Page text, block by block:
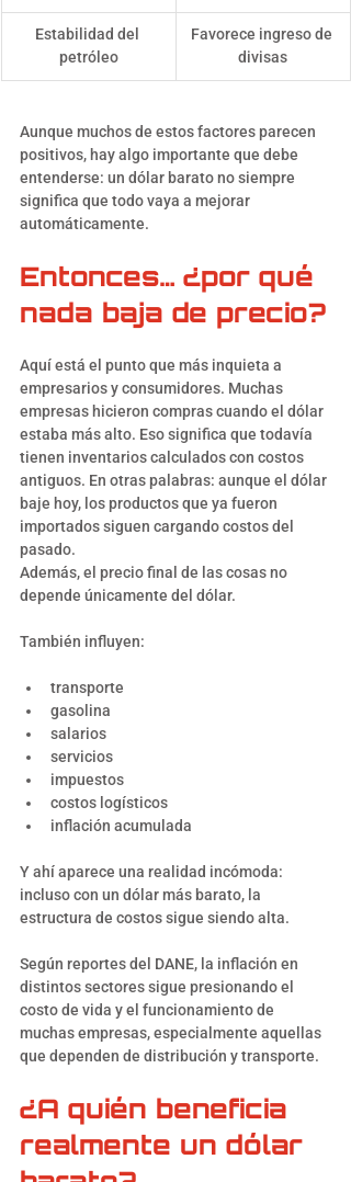
Estabilidad del
petróleo
Favorece ingreso de
divisas
Aunque muchos de estos factores parecen
positivos, hay algo importante que debe
entenderse: un dólar barato no siempre
significa que todo vaya a mejorar
automáticamente.
Entonces… ¿por qué
nada baja de precio?
Aquí está el punto que más inquieta a
empresarios y consumidores. Muchas
empresas hicieron compras cuando el dólar
estaba más alto. Eso significa que todavía
tienen inventarios calculados con costos
antiguos. En otras palabras: aunque el dólar
baje hoy, los productos que ya fueron
importados siguen cargando costos del
pasado.
Además, el precio final de las cosas no
depende únicamente del dólar.
También influyen:
transporte
gasolina
salarios
servicios
impuestos
costos logísticos
inflación acumulada
Y ahí aparece una realidad incómoda:
incluso con un dólar más barato, la
estructura de costos sigue siendo alta.
Según reportes del DANE, la inflación en
distintos sectores sigue presionando el
costo de vida y el funcionamiento de
muchas empresas, especialmente aquellas
que dependen de distribución y transporte.
¿A quién beneficia
realmente un dólar